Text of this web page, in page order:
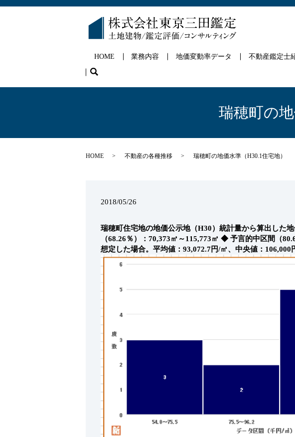
HOME 業務内容 地価変動率データ 不動産鑑定士
search
瑞穂町の地
HOME 不動産の各種推移 瑞穂町の地価水準（H30.1住宅地）
2018/05/26
瑞穂町住宅地の地価公示地（H30）統計量から算出した地
（68.26％）：70,373㎡～115,773㎡ ◆ 予言的中区間（
想定した場合。平均値：93,072.7円/㎡、中央値：